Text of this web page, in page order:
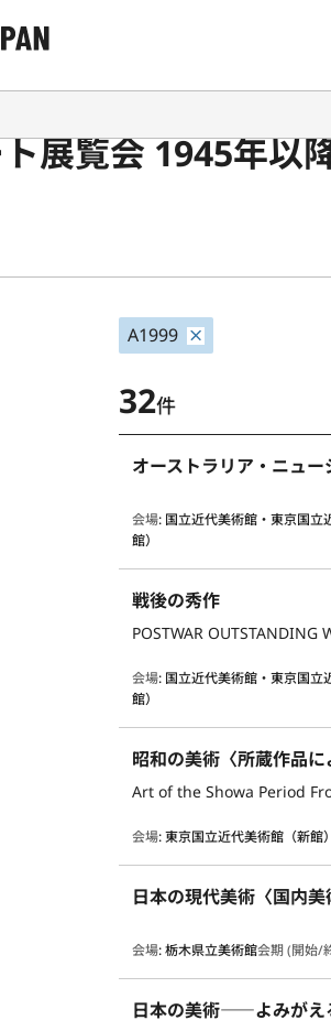
展覧会 1945年以
A1999
32件
オーストラリア・ニュー
会場: 国立近代美術館・東京国立
館）
戦後の秀作
POSTWAR OUTSTANDING
会場: 国立近代美術館・東京国立
館）
昭和の美術〈所蔵作品に
Art of the Showa Period
会場:東京国立近代美術館（新館
日本の現代美術〈国内美
会場:栃木県立美術館会期 (開始/
日本の美術――よみがえ